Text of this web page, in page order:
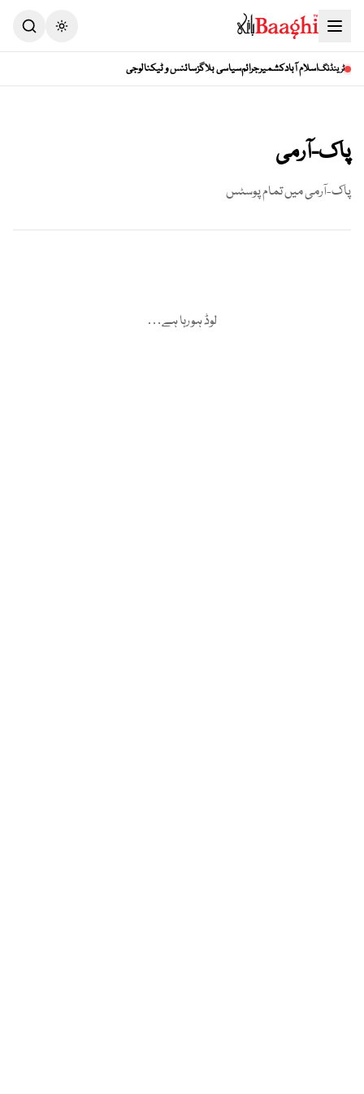
Toggle theme
ٹرینڈنگاسلام آبادکشمیرجرائمسیاسی بلاگزسائنس و ٹیکنالوجی
پاک-آرمی
پاک-آرمیمیں تمام پوسٹس
لوڈ ہو رہا ہے…